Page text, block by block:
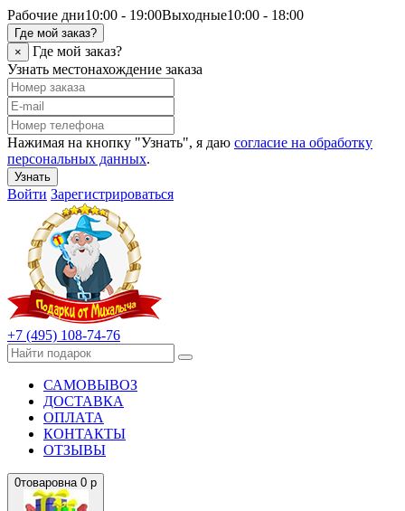
Рабочие дни10:00 - 19:00Выходные10:00 - 18:00
Где мой заказ?
×
Где мой заказ?
Узнать местонахождение заказа
Нажимая на кнопку "Узнать", я даю согласие на обработку
персональных данных.
Узнать
Войти Зарегистрироваться
+7 (495) 108-74-76
САМОВЫВОЗ
ДОСТАВКА
ОПЛАТА
КОНТАКТЫ
ОТЗЫВЫ
0товаровна 0 р